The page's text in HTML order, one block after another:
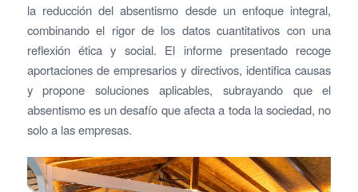
la reducción del absentismo desde un enfoque integral,
combinando el rigor de los datos cuantitativos con una
reflexión ética y social. El informe presentado recoge
aportaciones de empresarios y directivos, identifica causas
y propone soluciones aplicables, subrayando que el
absentismo es un desafío que afecta a toda la sociedad, no
solo a las empresas.